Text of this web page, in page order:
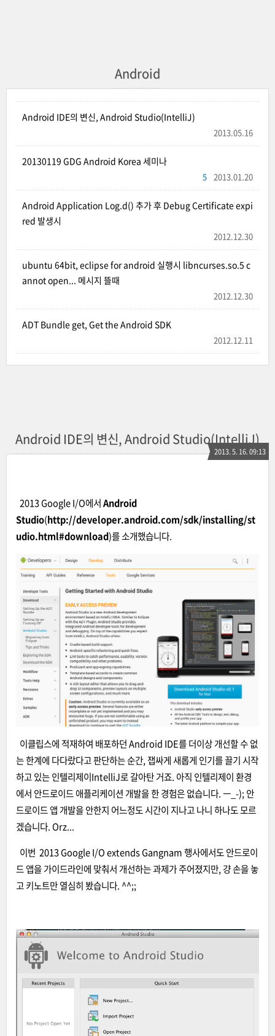
Android
Android IDE의 변신, Android Studio(IntelliJ)
2013.05.16
20130119 GDG Android Korea 세미나
2013.01.20
5
Android Application Log.d() 추가 후 Debug Certificate expi
red 발생시
2012.12.30
ubuntu 64bit, eclipse for android 실행시 libncurses.so.5 c
annot open... 메시지 뜰때
2012.12.30
ADT Bundle get, Get the Android SDK
2012.12.11
Android IDE의 변신, Android Studio(IntelliJ)
2013. 5. 16. 09:13
2013 Google I/O에서Android
Studio(http://developer.android.com/sdk/installing/st
udio.html#download)를 소개했습니다.
이클립스에 적재하여 배포하던 Android IDE를 더이상 개선할 수 없
는 한계에 다다랐다고 판단하는 순간, 잽싸게 새롭게 인기를 끌기 시작
하고 있는 인텔리제이IntelliJ로 갈아탄 거죠. 아직 인텔리제이 환경
에서 안드로이드 애플리케이션 개발을 한 경험은 없습니다. ㅡ_-); 안
드로이드 앱 개발을 안한지 어느정도 시간이 지나고 나니 하나도 모르
겠습니다. Orz...
이번 2013 Google I/O extends Gangnam 행사에서도 안드로이
드 앱을 가이드라인에 맞춰서 개선하는 과제가 주어졌지만, 걍 손을 놓
고 키노트만 열심히 봤습니다. ^^;;